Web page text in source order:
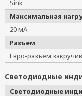
Sink
Максимальная
20 мА
Разъем
Евро-разъем
Светодиодные
Светодиодные